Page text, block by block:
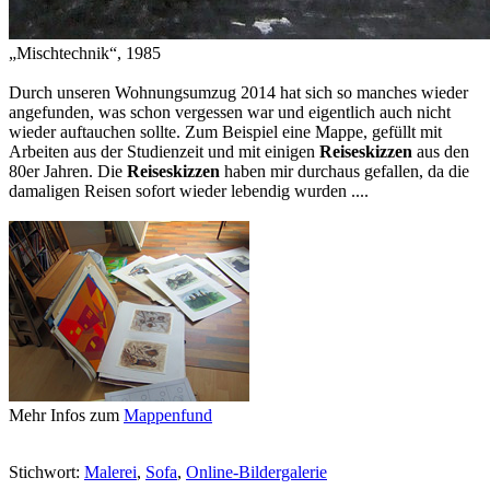
„Mischtechnik“, 1985
Durch unseren Wohnungsumzug 2014 hat sich so manches wieder
angefunden, was schon vergessen war und eigentlich auch nicht
wieder auftauchen sollte. Zum Beispiel eine Mappe, gefüllt mit
Arbeiten aus der Studienzeit und mit einigen Reiseskizzen aus den
80er Jahren. Die Reiseskizzen haben mir durchaus gefallen, da die
damaligen Reisen sofort wieder lebendig wurden ....
Mehr Infos zum Mappenfund
Stichwort: Malerei, Sofa, Online-Bildergalerie